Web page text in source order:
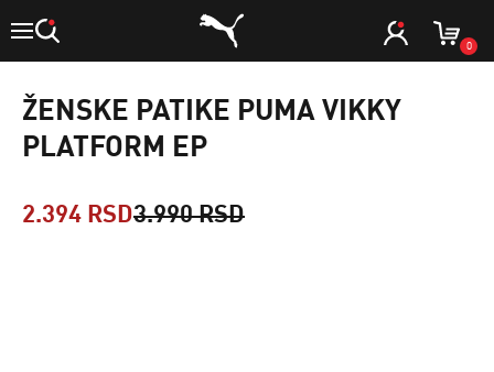
0
ŽENSKE PATIKE PUMA VIKKY
PLATFORM EP
2.394 RSD3.990 RSD